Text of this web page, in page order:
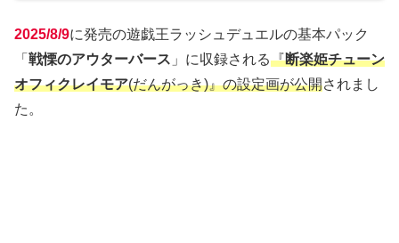
2025/8/9に発売の遊戯王ラッシュデュエルの基本パック
「 戦慄のアウターバース 」に収録される『断楽姫チューン
オフィクレイモア(だんがっき)』の設定画が公開されまし
た。